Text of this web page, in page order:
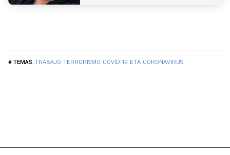
TRABAJO TERRORISMO COVID-19 ETA CORONAVIRUS